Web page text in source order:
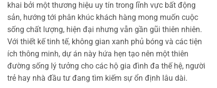
khai bởi một thương hiệu uy tín trong lĩnh vực bất động
sản, hướng tới phân khúc khách hàng mong muốn cuộc
sống chất lượng, hiện đại nhưng vẫn gần gũi thiên nhiên.
Với thiết kế tinh tế, không gian xanh phủ bóng và các tiện
ích thông minh, dự án này hứa hẹn tạo nên một thiên
đường sống lý tưởng cho các hộ gia đình đa thế hệ, người
trẻ hay nhà đầu tư đang tìm kiếm sự ổn định lâu dài.